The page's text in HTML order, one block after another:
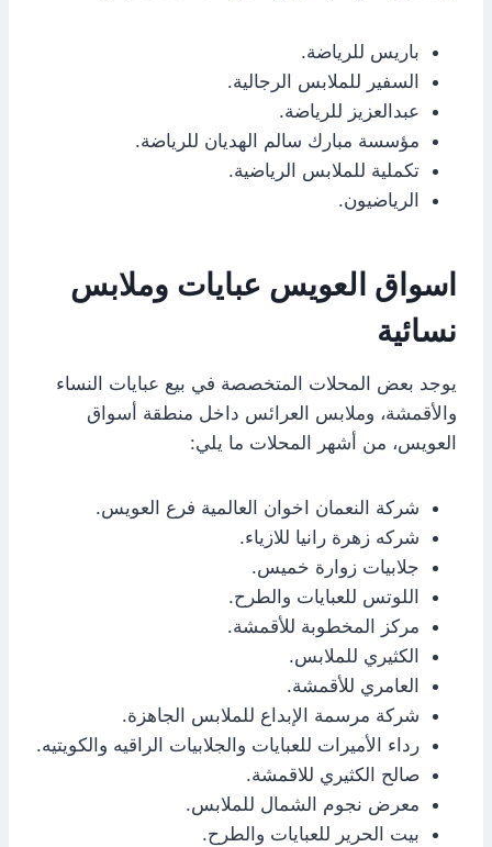
باريس للرياضة.
السفير للملابس الرجالية.
عبدالعزيز للرياضة.
مؤسسة مبارك سالم الهديان للرياضة.
تكملية للملابس الرياضية.
الرياضيون.
اسواق العويس عبايات وملابس
نسائية
يوجد بعض المحلات المتخصصة في بيع عبايات النساء
والأقمشة، وملابس العرائس داخل منطقة أسواق
العويس، من أشهر المحلات ما يلي:
شركة النعمان اخوان العالمية فرع العويس.
شركه زهرة رانيا للازياء.
جلابيات زوارة خميس.
اللوتس للعبايات والطرح.
مركز المخطوبة للأقمشة.
الكثيري للملابس.
العامري للأقمشة.
شركة مرسمة الإبداع للملابس الجاهزة.
رداء الأميرات للعبايات والجلابيات الراقيه والكويتيه.
صالح الكثيري للاقمشة.
معرض نجوم الشمال للملابس.
بيت الحرير للعبايات والطرح.